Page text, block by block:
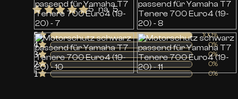
5 na 5
5 100%
4 0%
3 0%
2 0%
1 0%